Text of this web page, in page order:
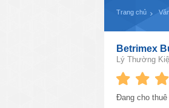
Trang chủ
Betrimex
Lý Thường
Đang cho thuê